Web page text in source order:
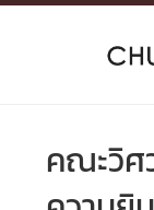
Skip
คณะวิ